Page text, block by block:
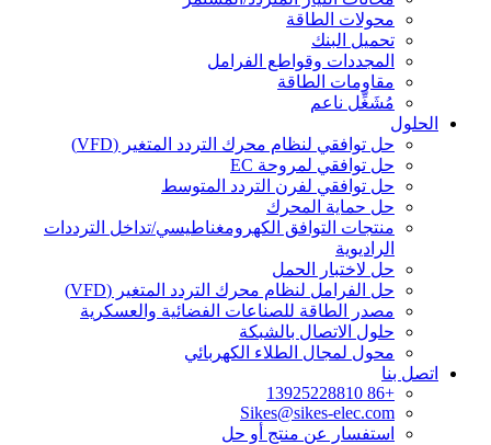
محولات الطاقة
تحميل البنك
المجددات وقواطع الفرامل
مقاومات الطاقة
مُشَغِّل ناعم
الحلول
حل توافقي لنظام محرك التردد المتغير (VFD)
حل توافقي لمروحة EC
حل توافقي لفرن التردد المتوسط
حل حماية المحرك
منتجات التوافق الكهرومغناطيسي/تداخل الترددات
الراديوية
حل لاختبار الحمل
حل الفرامل لنظام محرك التردد المتغير (VFD)
مصدر الطاقة للصناعات الفضائية والعسكرية
حلول الاتصال بالشبكة
محول لمجال الطلاء الكهربائي
اتصل بنا
+86 13925228810
Sikes@sikes-elec.com
استفسار عن منتج أو حل